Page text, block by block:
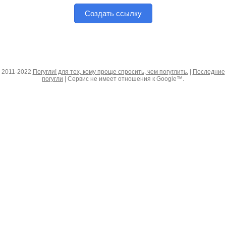
Создать ссылку
2011-2022 Погугли! для тех, кому проще спросить, чем погуглить.|
Последние
погугли | Сервис не имеет отношения к Google™.